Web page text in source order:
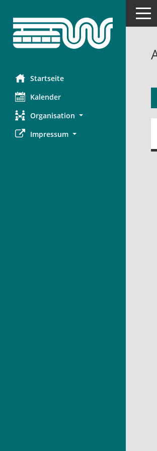
Startseite
Kalender
Organisation
Impressum